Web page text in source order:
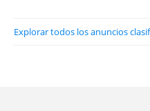
Explorar todos los anuncios